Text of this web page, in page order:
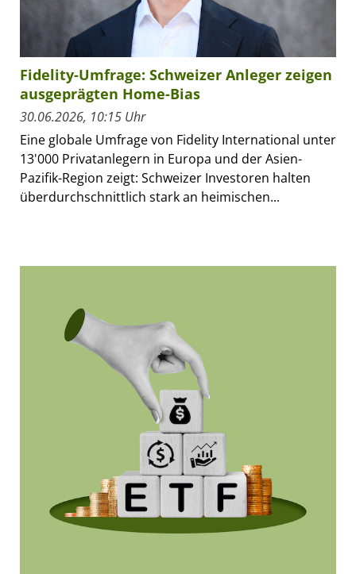
Fidelity-Umfrage: Schweizer Anleger zeigen
ausgeprägten Home-Bias
30.06.2026, 10:15 Uhr
Eine globale Umfrage von Fidelity International unter
13'000 Privatanlegern in Europa und der Asien-
Pazifik-Region zeigt: Schweizer Investoren halten
überdurchschnittlich stark an heimischen...